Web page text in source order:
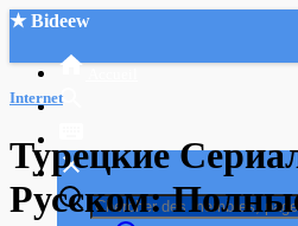
★ Bideew
Internet
Турецкие
Русском: